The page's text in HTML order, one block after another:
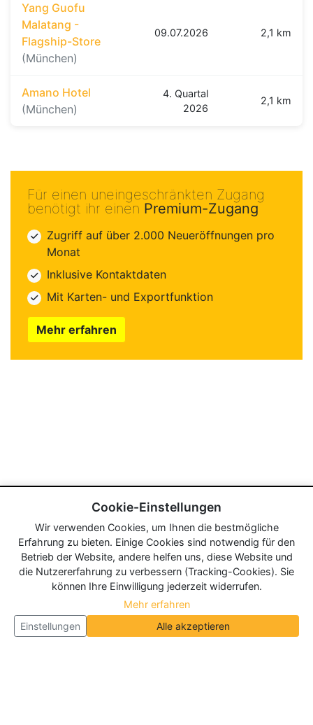
Yang Guofu
Malatang -
Flagship-Store
(München)
09.07.2026 2,1 km
Amano Hotel
(München)
4. Quartal
2026
2,1 km
Für einen uneingeschränkten Zugang
benötigt ihr einen Premium-Zugang
Zugriff auf über 2.000 Neueröffnungen pro
Monat
Inklusive Kontaktdaten
Mit Karten- und Exportfunktion
Mehr erfahren
Cookie-Einstellungen
Wir verwenden Cookies, um Ihnen die bestmögliche
Erfahrung zu bieten. Einige Cookies sind notwendig für den
Betrieb der Website, andere helfen uns, diese Website und
die Nutzererfahrung zu verbessern (Tracking-Cookies). Sie
können Ihre Einwilligung jederzeit widerrufen.
Mehr erfahren
Einstellungen
Alle akzeptieren